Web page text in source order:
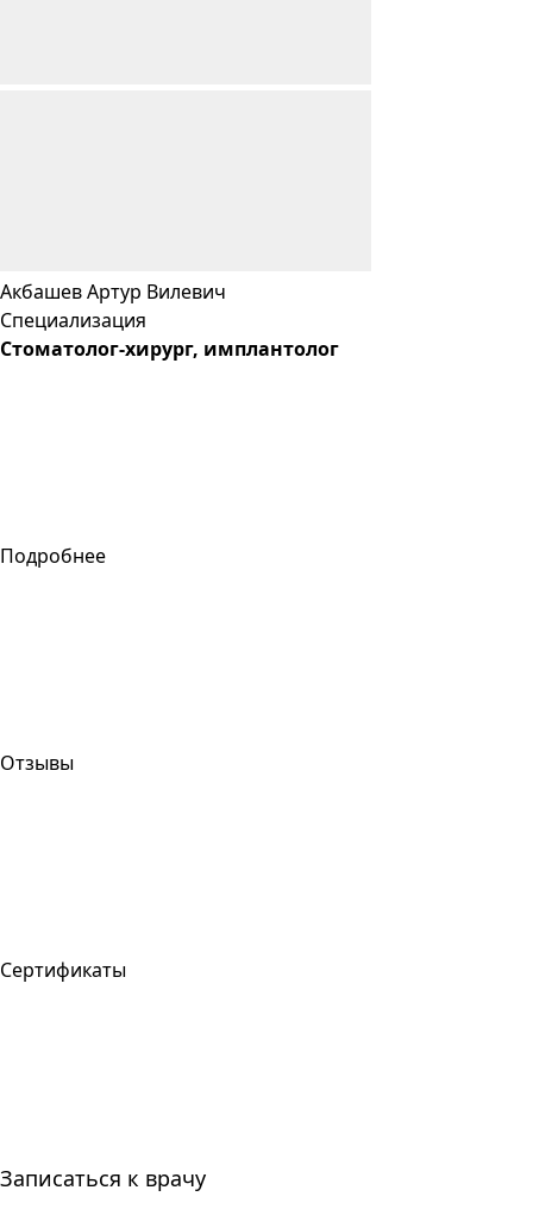
АкбашевАртур Вилевич
Специализация
Стоматолог-хирург, имплантолог
Подробнее
Отзывы
Сертификаты
Записаться к врачу